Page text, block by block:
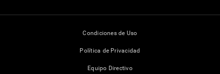
Condiciones de Uso
Política de Privacidad
Equipo Directivo